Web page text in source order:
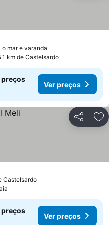
mar e varanda
km de Castelsardo
preços
Ver preços
Partilhar
CastelsardoVer preços
preços
Ver preços